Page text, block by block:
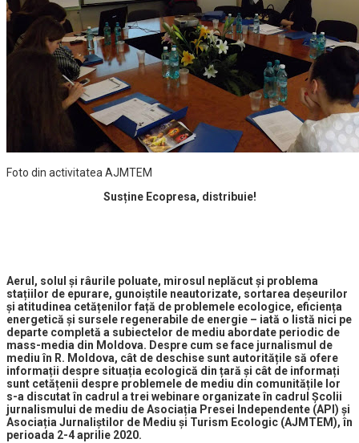
Foto din activitatea AJMTEM
Susține Ecopresa, distribuie!
Aerul, solul și râurile poluate, mirosul neplăcut și problema
stațiilor de epurare, gunoiștile neautorizate, sortarea deșeurilor
și atitudinea cetățenilor față de problemele ecologice, eficiența
energetică și sursele regenerabile de energie – iată o listă nici pe
departe completă a subiectelor de mediu abordate periodic de
mass-media din Moldova. Despre cum se face jurnalismul de
mediu în R. Moldova, cât de deschise sunt autoritățile să ofere
informații despre situația ecologică din țară și cât de informați
sunt cetățenii despre problemele de mediu din comunitățile lor
s-a discutat în cadrul a trei webinare organizate în cadrul Școlii
jurnalismului de mediu de Asociația Presei Independente (API) și
Asociația Jurnaliștilor de Mediu și Turism Ecologic (AJMTEM), în
perioada 2-4 aprilie 2020.